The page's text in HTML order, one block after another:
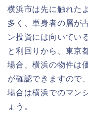
横浜市は先に触れた
多く、単身者の層が
ン投資には向いてい
と利回りから、東京
場合、横浜の物件は
が確認できますので
場合は横浜でのマン
ょう。